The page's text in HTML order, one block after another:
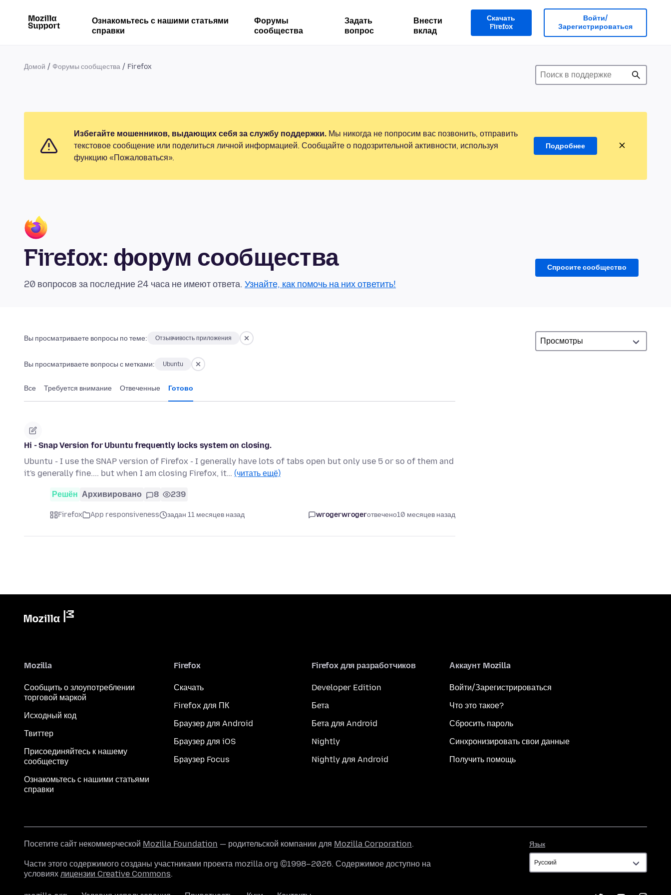
Ознакомьтесь с нашими статьями
справки
Форумы
сообщества
Задать
вопрос
Внести
вклад
Скачать
Firefox
Войти/
Зарегистрироваться
Домой Форумы сообщества Firefox
Избегайте мошенников, выдающих себя за службу поддержки. Мы никогда не попросим вас позвонить, отправить
текстовое сообщение или поделиться личной информацией. Сообщайте о подозрительной активности, используя
функцию «Пожаловаться».
Подробнее
Firefox: форум сообщества
20 вопросов за последние 24 часа не имеют ответа. Узнайте, как помочь на них ответить!
Спросите сообщество
Вы просматриваете вопросы по теме: Отзывчивость приложения
Вы просматриваете вопросы с метками: Ubuntu
Все Требуется внимание Отвеченные Готово
Hi - Snap Version for Ubuntu frequently locks system on closing.
Ubuntu - I use the SNAP version of Firefox - I generally have lots of tabs open but only use 5 or so of them and
it's generally fine.... but when I am closing Firefox, it… (читать ещё)
Решён Архивировано 8 239
Firefox App responsiveness задан 11 месяцев назад wrogerwrogerотвечено10 месяцев назад
Mozilla
Сообщить о злоупотреблении
торговой маркой
Исходный код
Твиттер
Присоединяйтесь к нашему
сообществу
Ознакомьтесь с нашими статьями
справки
Firefox
Скачать
Firefox для ПК
Браузер для Android
Браузер для iOS
Браузер Focus
Firefox для разработчиков
Developer Edition
Бета
Бета для Android
Nightly
Nightly для Android
Аккаунт Mozilla
Войти/Зарегистрироваться
Что это такое?
Сбросить пароль
Синхронизировать свои данные
Получить помощь
Язык
Посетите сайт некоммерческой Mozilla Foundation — родительской компании для Mozilla Corporation.
Части этого содержимого созданы участниками проекта mozilla.org ©1998–2026. Содержимое доступно на
условиях лицензии Creative Commons.